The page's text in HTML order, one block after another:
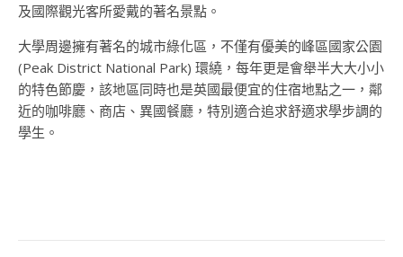
及國際觀光客所愛戴的著名景點。
大學周邊擁有著名的城市綠化區，不僅有優美的峰區國家公園
(Peak District National Park) 環繞，每年更是會舉半大大小小
的特色節慶，該地區同時也是英國最便宜的住宿地點之一，鄰
近的咖啡廳、商店、異國餐廳，特別適合追求舒適求學步調的
學生。